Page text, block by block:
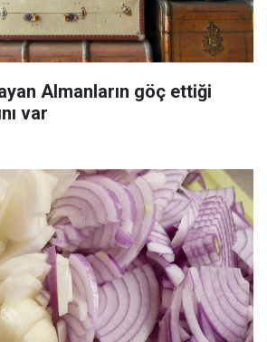
Almanların göç ettiği
var